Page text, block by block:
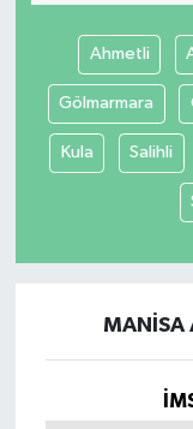
Ahmetli
Gölmarmara
Kula Salihli
MANISA